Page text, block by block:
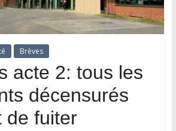
Brèves
acte 2: tous les
décensurés
de fuiter